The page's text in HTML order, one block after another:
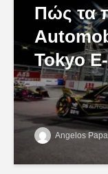
Πώς τα
Tokyo
Angelos